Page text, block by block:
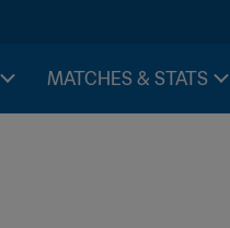
MATCHES & STATS